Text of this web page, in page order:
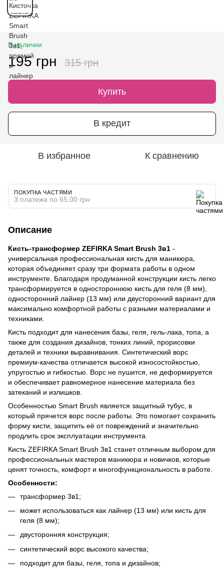
В наличии
195 грн 315 грн
Купить
В кредит
В избранное К сравнению
ПОКУПКА ЧАСТЯМИ
3 платежа по 65.00 грн
Описание
Кисть-трансформер ZEFIRKA Smart Brush 3в1 -
универсальная профессиональная кисть для маникюра,
которая объединяет сразу три формата работы в одном
инструменте. Благодаря продуманной конструкции кисть легко
трансформируется в одностороннюю кисть для геля (8 мм),
односторонний лайнер (13 мм) или двусторонний вариант для
максимально комфортной работы с разными материалами и
техниками.
Кисть подходит для нанесения базы, геля, гель-лака, топа, а
также для создания дизайнов, тонких линий, прорисовки
деталей и техники выравнивания. Синтетический ворс
премиум-качества отличается высокой износостойкостью,
упругостью и гибкостью. Ворс не пушится, не деформируется
и обеспечивает равномерное нанесение материала без
затеканий и излишков.
Особенностью Smart Brush является защитный тубус, в
который прячется ворс после работы. Это помогает сохранить
форму кисти, защитить её от повреждений и значительно
продлить срок эксплуатации инструмента.
Кисть ZEFIRKA Smart Brush 3в1 станет отличным выбором для
профессиональных мастеров маникюра и новичков, которые
ценят точность, комфорт и многофункциональность в работе.
Особенности:
трансформер 3в1;
может использоваться как лайнер (13 мм) или кисть для
геля (8 мм);
двусторонняя конструкция;
синтетический ворс высокого качества;
подходит для базы, геля, топа и дизайнов;